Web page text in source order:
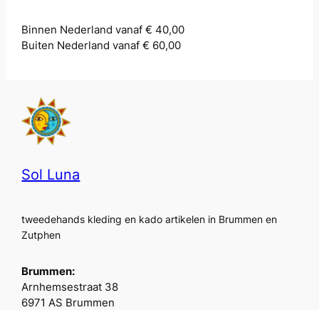
Binnen Nederland vanaf € 40,00
Buiten Nederland vanaf € 60,00
Sol Luna
tweedehands kleding en kado artikelen in Brummen en
Zutphen
Brummen:
Arnhemsestraat 38
6971 AS Brummen